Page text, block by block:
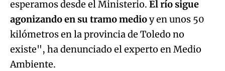
esperamos desde el Ministerio. El río sigue
agonizando en su tramo medioy en unos 50
kilómetros en la provincia de Toledo no
existe", ha denunciado el experto en Medio
Ambiente.